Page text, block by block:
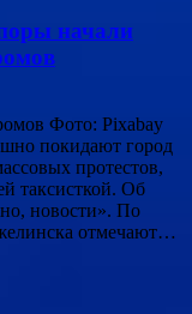
начали
Фото: Pixabay
покидают город
протестов,
таксисткой. Об
новости». По
отмечают…